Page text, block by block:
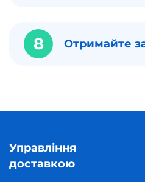
8 Отримайте
Управління
доставкою